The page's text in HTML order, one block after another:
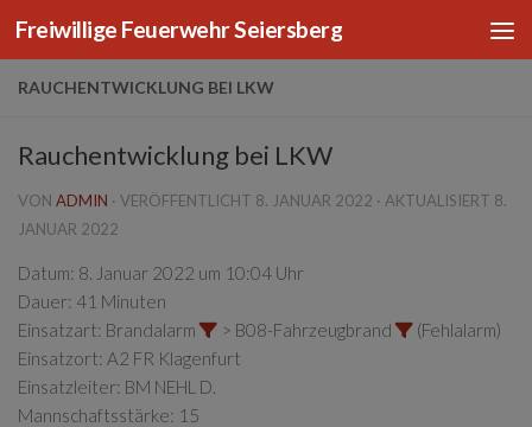
Zum Inhalt springen
Freiwillige Feuerwehr Seiersberg
RAUCHENTWICKLUNG BEI LKW
Rauchentwicklung bei LKW
VON ADMIN · VERÖFFENTLICHT 8. JANUAR 2022 · AKTUALISIERT 8.
JANUAR 2022
Datum: 8. Januar 2022 um 10:04 Uhr
Dauer: 41 Minuten
Einsatzart: Brandalarm > B08-Fahrzeugbrand
(Fehlalarm)
Einsatzort: A2 FR Klagenfurt
Einsatzleiter: BM NEHL D.
Mannschaftsstärke: 15